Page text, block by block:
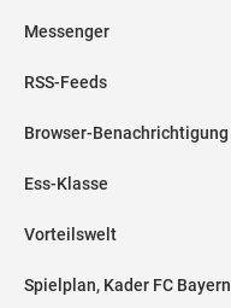
Messenger
RSS-Feeds
Browser-Benachrichtigung
Ess-Klasse
Vorteilswelt
Spielplan, Kader FC Bayern